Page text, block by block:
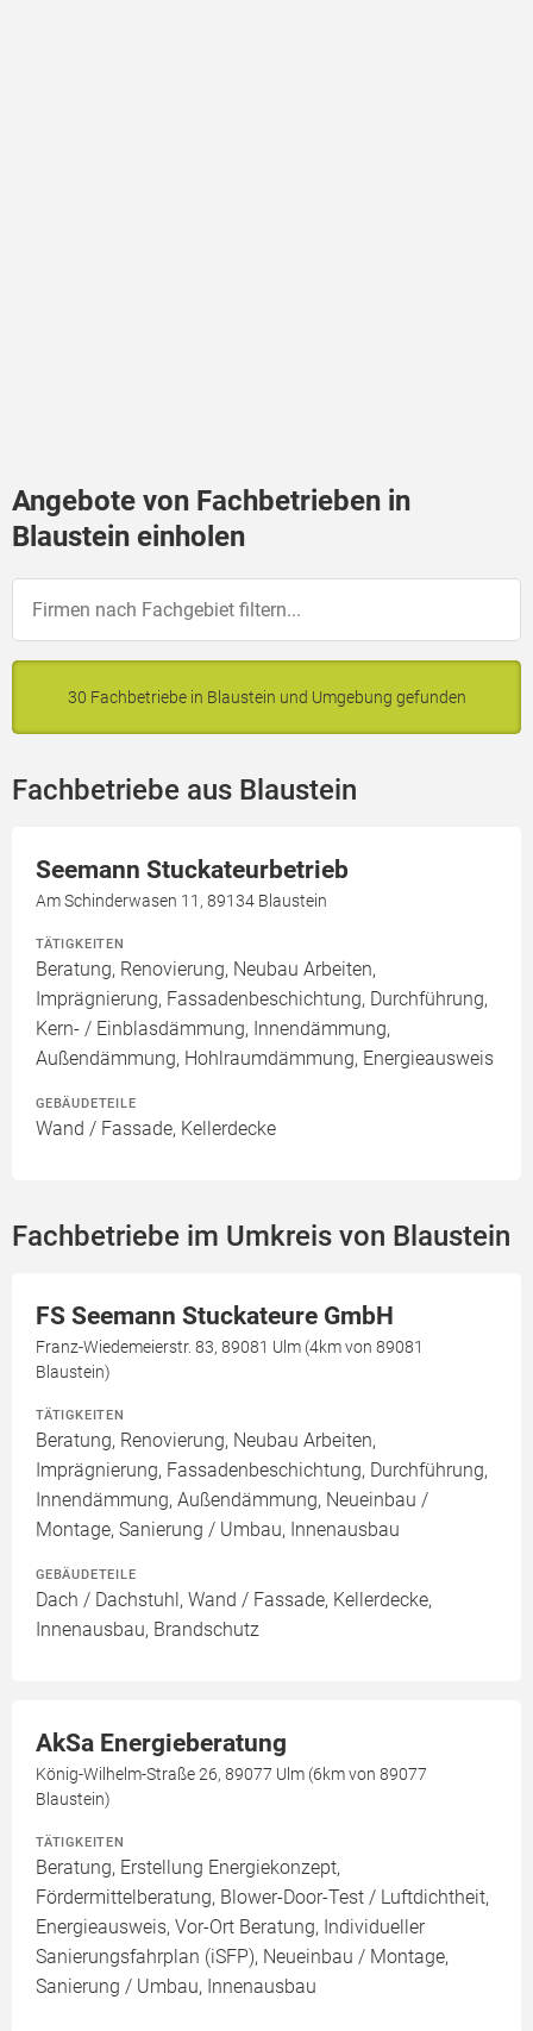
Angebote von Fachbetrieben in
Blaustein einholen
30 Fachbetriebe in Blaustein und Umgebung gefunden
Fachbetriebe aus Blaustein
Seemann Stuckateurbetrieb
Am Schinderwasen 11, 89134 Blaustein
TÄTIGKEITEN
Beratung, Renovierung, Neubau Arbeiten,
Imprägnierung, Fassadenbeschichtung, Durchführung,
Kern- / Einblasdämmung, Innendämmung,
Außendämmung, Hohlraumdämmung, Energieausweis
GEBÄUDETEILE
Wand / Fassade, Kellerdecke
Fachbetriebe im Umkreis von Blaustein
FS Seemann Stuckateure GmbH
Franz-Wiedemeierstr. 83, 89081 Ulm (4km von 89081
Blaustein)
TÄTIGKEITEN
Beratung, Renovierung, Neubau Arbeiten,
Imprägnierung, Fassadenbeschichtung, Durchführung,
Innendämmung, Außendämmung, Neueinbau /
Montage, Sanierung / Umbau, Innenausbau
GEBÄUDETEILE
Dach / Dachstuhl, Wand / Fassade, Kellerdecke,
Innenausbau, Brandschutz
AkSa Energieberatung
König-Wilhelm-Straße 26, 89077 Ulm (6km von 89077
Blaustein)
TÄTIGKEITEN
Beratung, Erstellung Energiekonzept,
Fördermittelberatung, Blower-Door-Test / Luftdichtheit,
Energieausweis, Vor-Ort Beratung, Individueller
Sanierungsfahrplan (iSFP), Neueinbau / Montage,
Sanierung / Umbau, Innenausbau